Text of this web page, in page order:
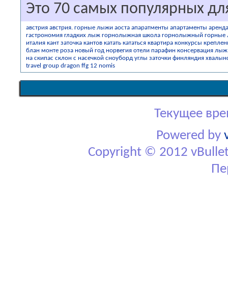
Это 70 самых популярных
австрия австрия. горные лыжи аоста апаратменты апартаменты аренда
гастрономия гладких лыж горнолыжная школа горнолыжный горные
италия кант заточка кантов катать кататься квартира конкурсы
блан монте роза новый год норвегия отели парафин консервация лыж
на скипас склон с насечкой сноуборд углы заточки финляндия
travel group dragon ffg 12 nomis
Текущее
Powered by
Copyright © 2012